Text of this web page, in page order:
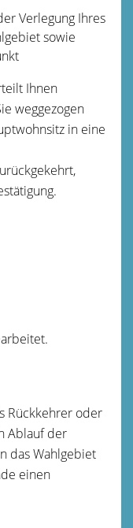
Verlegung Ihres
sowie
Ihnen
weggezogen
in eine
Rückkehrer oder
Ablauf der
das Wahlgebiet
einen